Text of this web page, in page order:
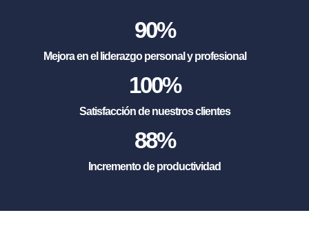
90%
Mejora en el liderazgo personal y profesional
100%
Satisfacción de nuestros clientes
88%
Incremento de productividad